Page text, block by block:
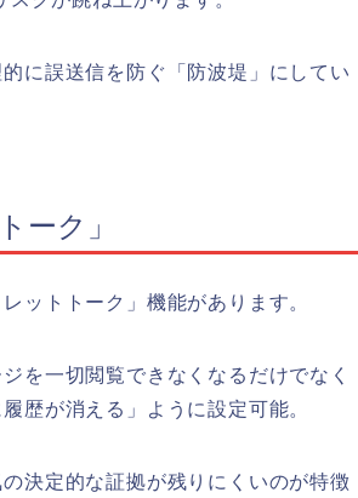
に誤送信を防ぐ「防波堤」にしてい
ーク」
ットトーク」機能があります。
を一切閲覧できなくなるだけでなく
歴が消える」ように設定可能。
決定的な証拠が残りにくいのが特徴